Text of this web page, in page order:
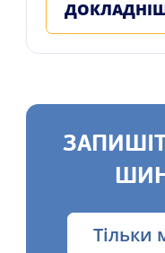
Тільки